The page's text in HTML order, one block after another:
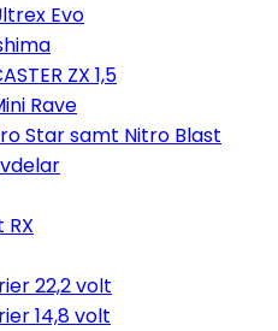
Evo
ZX 1,5
Rave
Star samt Nitro Blast
22,2 volt
14,8 volt